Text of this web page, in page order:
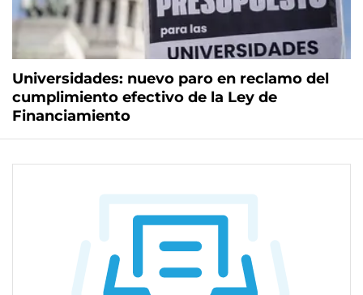
Universidades: nuevo paro en reclamo del
cumplimiento efectivo de la Ley de
Financiamiento